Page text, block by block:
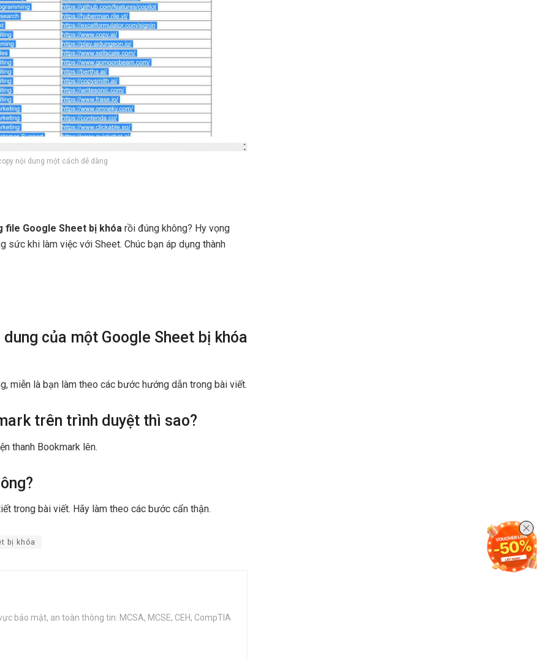
nội dung một cách dễ dàng
file Google Sheet bị khóa rồi đúng không? Hy vọng
sức khi làm việc với Sheet. Chúc bạn áp dụng thành
của một Google Sheet bị khóa
miễn là bạn làm theo các bước hướng dẫn trong bài viết.
trên trình duyệt thì sao?
thanh Bookmark lên.
trong bài viết. Hãy làm theo các bước cẩn thận.
bị khóa
bảo mật, an toàn thông tin: MCSA, MCSE, CEH, CompTIA